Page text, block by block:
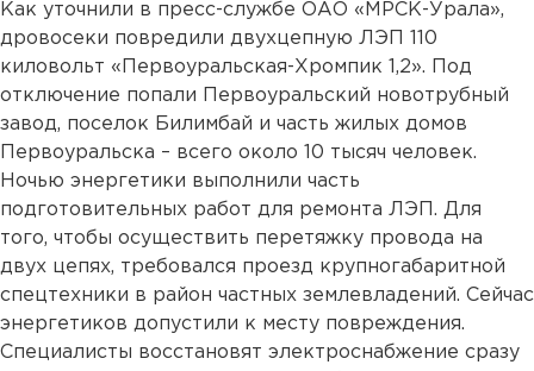
Как уточнили в пресс-службе ОАО «МРСК-Урала»,
дровосеки повредили двухцепную ЛЭП 110
киловольт «Первоуральская-Хромпик 1,2». Под
отключение попали Первоуральский новотрубный
завод, поселок Билимбай и часть жилых домов
Первоуральска – всего около 10 тысяч человек.
Ночью энергетики выполнили часть
подготовительных работ для ремонта ЛЭП. Для
того, чтобы осуществить перетяжку провода на
двух цепях, требовался проезд крупногабаритной
спецтехники в район частных землевладений. Сейчас
энергетиков допустили к месту повреждения.
Специалисты восстановят электроснабжение сразу